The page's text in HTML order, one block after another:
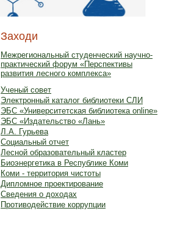
Заходи
Межрегиональный студенческий научно-
практический форум «Перспективы
развития лесного комплекса»
Ученый совет
Электронный каталог библиотеки СЛИ
ЭБС «Университетская библиотека online»
ЭБС «Издательство «Лань»
Л.А. Гурьева
Социальный отчет
Лесной образовательный кластер
Биоэнергетика в Республике Коми
Коми - территория чистоты
Дипломное проектирование
Сведения о доходах
Противодействие коррупции